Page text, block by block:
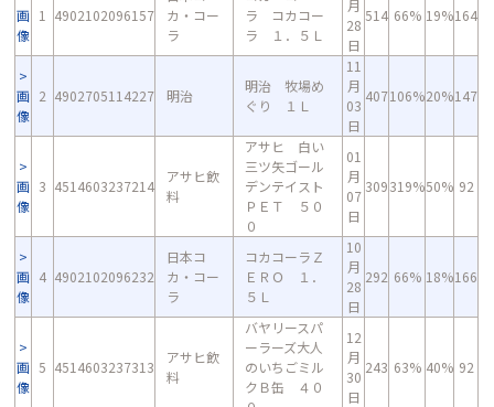
画
像
1 4902102096157
カ・コー
ラ
ラ コカコー
ラ １．５Ｌ
月
28
日
514 66% 19%164
画
像
2 4902705114227 明治
明治 牧場め
ぐり １Ｌ
11
月
03
日
407106%20%147
画
像
3 4514603237214
アサヒ飲
料
アサヒ 白い
三ツ矢ゴール
デンテイスト
ＰＥＴ ５０
０
01
月
07
日
309319%50% 92
画
像
4 4902102096232
日本コ
カ・コー
ラ
コカコーラＺ
ＥＲＯ １．
５Ｌ
10
月
28
日
292 66% 18%166
画
像
5 4514603237313
アサヒ飲
料
バヤリースパ
ーラーズ大人
のいちごミル
クＢ缶 ４０
12
月
30
日
243 63% 40% 92